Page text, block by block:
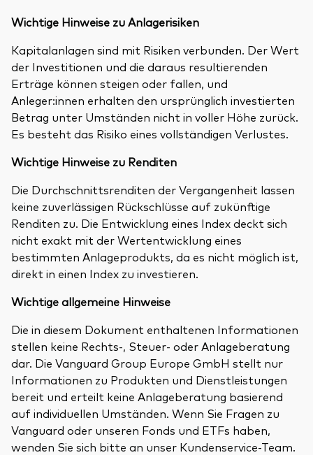
Wichtige Hinweise zu Anlagerisiken
Kapitalanlagen sind mit Risiken verbunden. Der Wert
der Investitionen und die daraus resultierenden
Erträge können steigen oder fallen, und
Anleger:innen erhalten den ursprünglich investierten
Betrag unter Umständen nicht in voller Höhe zurück.
Es besteht das Risiko eines vollständigen Verlustes.
Wichtige Hinweise zu Renditen
Die Durchschnittsrenditen der Vergangenheit lassen
keine zuverlässigen Rückschlüsse auf zukünftige
Renditen zu. Die Entwicklung eines Index deckt sich
nicht exakt mit der Wertentwicklung eines
bestimmten Anlageprodukts, da es nicht möglich ist,
direkt in einen Index zu investieren.
Wichtige allgemeine Hinweise
Die in diesem Dokument enthaltenen Informationen
stellen keine Rechts-, Steuer- oder Anlageberatung
dar. Die Vanguard Group Europe GmbH stellt nur
Informationen zu Produkten und Dienstleistungen
bereit und erteilt keine Anlageberatung basierend
auf individuellen Umständen. Wenn Sie Fragen zu
Vanguard oder unseren Fonds und ETFs haben,
wenden Sie sich bitte an unser Kundenservice-Team.